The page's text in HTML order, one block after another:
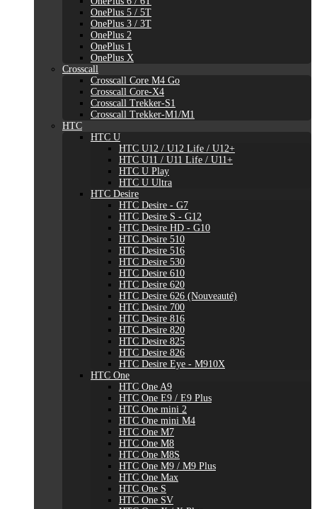
OnePlus 5 / 5T
OnePlus 3 / 3T
OnePlus 2
OnePlus 1
OnePlus X
Crosscall
Crosscall Core M4 Go
Crosscall Core-X4
Crosscall Trekker-S1
Crosscall Trekker-M1/M1
HTC
HTC U
HTC U12 / U12 Life / U12+
HTC U11 / U11 Life / U11+
HTC U Play
HTC U Ultra
HTC Desire
HTC Desire - G7
HTC Desire S - G12
HTC Desire HD - G10
HTC Desire 510
HTC Desire 516
HTC Desire 530
HTC Desire 610
HTC Desire 620
HTC Desire 626 (Nouveauté)
HTC Desire 700
HTC Desire 816
HTC Desire 820
HTC Desire 825
HTC Desire 826
HTC Desire Eye - M910X
HTC One
HTC One A9
HTC One E9 / E9 Plus
HTC One mini 2
HTC One mini M4
HTC One M7
HTC One M8
HTC One M8S
HTC One M9 / M9 Plus
HTC One Max
HTC One S
HTC One SV